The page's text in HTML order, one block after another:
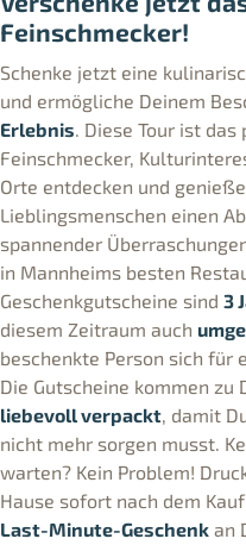
Feinschmecker!
Schenke jetzt eine
und ermögliche Deinem
Erlebnis. Diese Tour ist
Feinschmecker,
Orte entdecken und
Lieblingsmenschen einen
spannender
in Mannheims besten
Geschenkgutscheine sind 3
diesem Zeitraum auch
beschenkte Person sich für
Die Gutscheine kommen zu
liebevoll verpackt, damit
nicht mehr sorgen musst.
warten? Kein Problem!
Hause sofort nach dem
Last-Minute-Geschenk an